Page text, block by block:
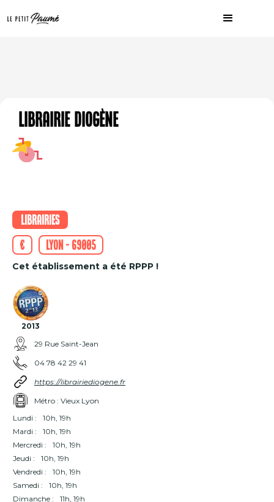
Librairie Diogène
Librairies
€
Lyon - 69005
Cet établissement a été RPPP !
2013
29 Rue Saint-Jean
04 78 42 29 41
https://librairiediogene.fr
Métro : Vieux Lyon
Lundi :
10h, 19h
Mardi :
10h, 19h
Mercredi :
10h, 19h
Jeudi :
10h, 19h
Vendredi :
10h, 19h
Samedi :
10h, 19h
Dimanche :
11h, 19h